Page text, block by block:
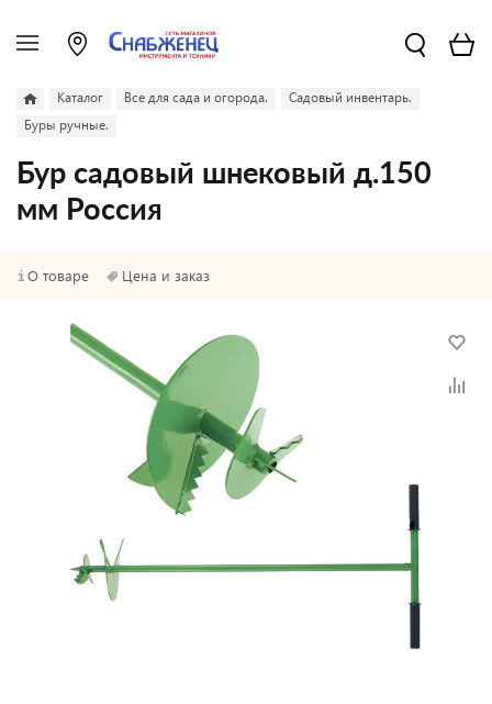
Каталог Все для сада и огорода.
Садовый инвентарь.
Буры ручные.
Бур садовый шнековый д.150
мм Россия
О товаре Цена и заказ